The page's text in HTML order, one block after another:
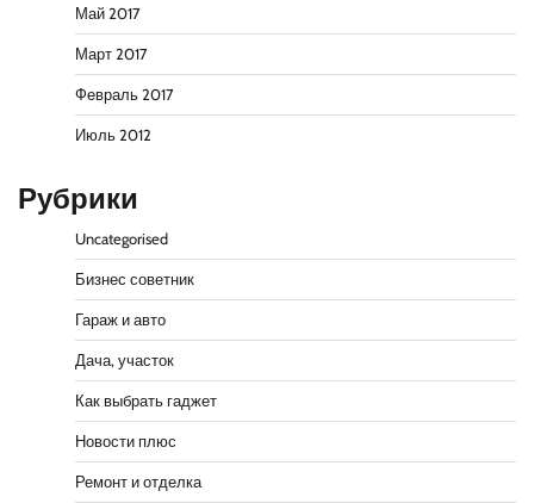
Май 2017
Март 2017
Февраль 2017
Июль 2012
Рубрики
Uncategorised
Бизнес советник
Гараж и авто
Дача, участок
Как выбрать гаджет
Новости плюс
Ремонт и отделка